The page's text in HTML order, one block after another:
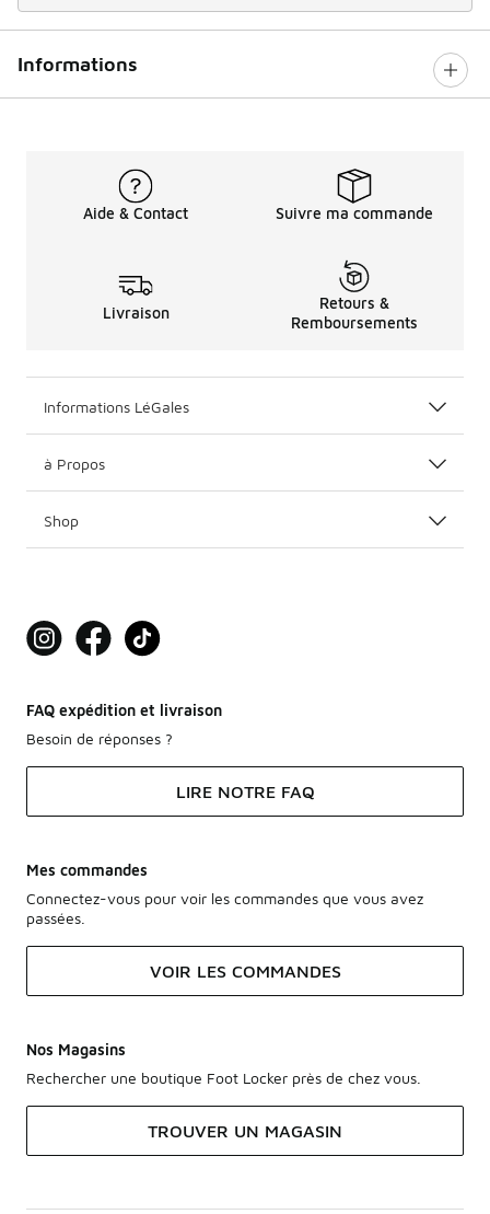
Informations
Aide & Contact Suivre ma commande
Livraison
Retours &
Remboursements
Informations LéGales
à Propos
Shop
FAQ expédition et livraison
Besoin de réponses ?
LIRE NOTRE FAQ
Mes commandes
Connectez-vous pour voir les commandes que vous avez
passées.
VOIR LES COMMANDES
Nos Magasins
Rechercher une boutique Foot Locker près de chez vous.
TROUVER UN MAGASIN